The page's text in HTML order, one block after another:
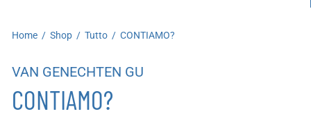
Home / Shop / Tutto / CONTIAMO?
VAN GENECHTEN GU
CONTIAMO?